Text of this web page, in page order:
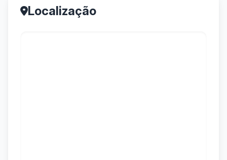
Localização